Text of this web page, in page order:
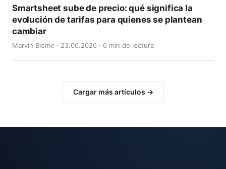
Smartsheet sube de precio: qué significa la
evolución de tarifas para quienes se plantean
cambiar
Marvin Blome · 23.06.2026 · 6 min de lectura
Cargar más artículos →